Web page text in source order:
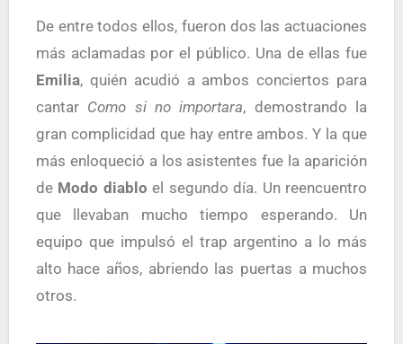
De entre todos ellos, fueron dos las actuaciones
más aclamadas por el público. Una de ellas fue
Emilia, quién acudió a ambos conciertos para
cantar Como si no importara, demostrando la
gran complicidad que hay entre ambos. Y la que
más enloqueció a los asistentes fue la aparición
de Modo diablo el segundo día. Un reencuentro
que llevaban mucho tiempo esperando. Un
equipo que impulsó el trap argentino a lo más
alto hace años, abriendo las puertas a muchos
otros.